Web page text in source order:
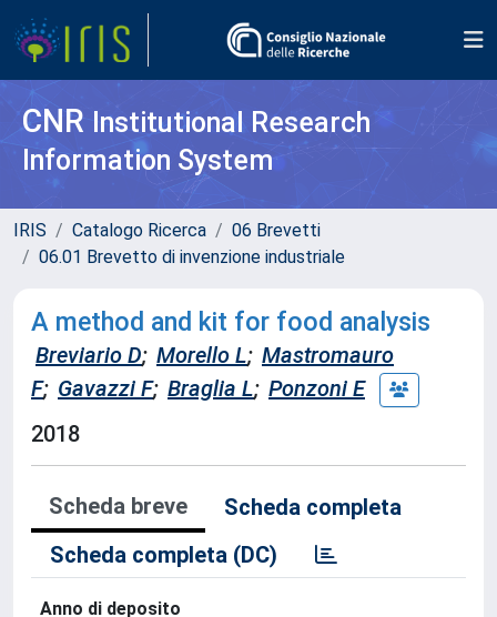
CNR Institutional Research
Information System
IRIS Catalogo Ricerca
06 Brevetti
06.01 Brevetto di invenzione industriale
A method and kit for food analysis
Breviario D; Morello L; Mastromauro
F; Gavazzi F; Braglia L; Ponzoni E
2018
Scheda breve
Scheda completa
Scheda completa (DC)
Anno di deposito